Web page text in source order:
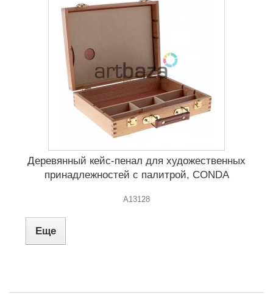
Деревянный кейс-пенал для художественных
принадлежностей с палитрой, CONDA
A13128
Еще